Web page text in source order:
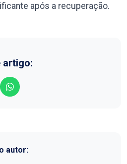
após a recuperação.
artigo:
autor: